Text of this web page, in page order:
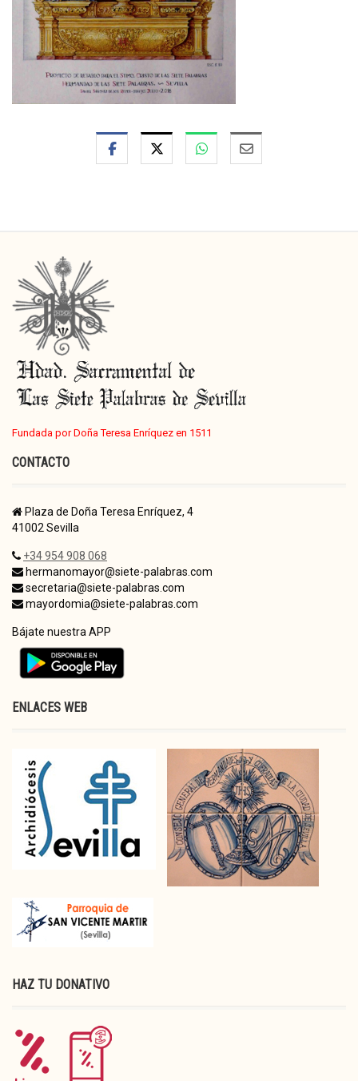
Fundada por Doña Teresa Enríquez en 1511
CONTACTO
Plaza de Doña Teresa Enríquez, 4
41002 Sevilla
+34 954 908 068
hermanomayor@siete-palabras.com
secretaria@siete-palabras.com
mayordomia@siete-palabras.com
Bájate nuestra APP
ENLACES WEB
HAZ TU DONATIVO